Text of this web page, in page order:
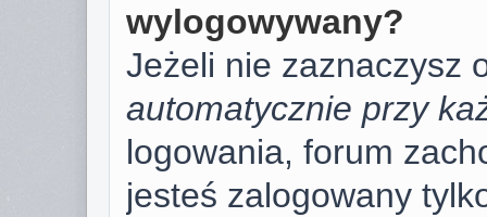
wylogowywany?
Jeżeli nie zaznaczysz
automatycznie przy
logowania, forum
jesteś zalogowany